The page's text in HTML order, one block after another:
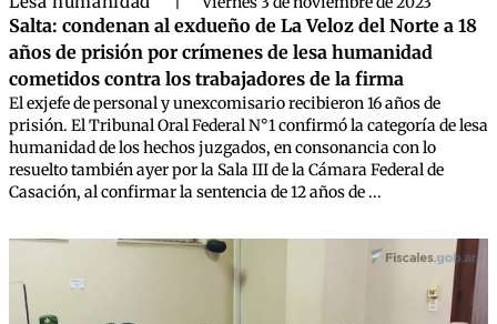
Salta: condenan al exdueño de La Veloz del Norte a 18
años de prisión por crímenes de lesa humanidad
cometidos contra los trabajadores de la firma
El exjefe de personal y unexcomisario recibieron 16 años de
prisión. El Tribunal Oral Federal N°1 confirmó la categoría de lesa
humanidad de los hechos juzgados, en consonancia con lo
resuelto también ayer por la Sala III de la Cámara Federal de
Casación, al confirmar la sentencia de 12 años de ...